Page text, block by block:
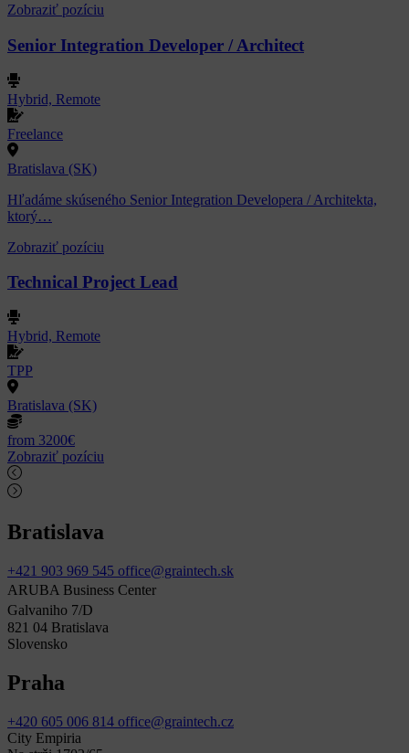
Zobraziť pozíciu
Senior Integration Developer / Architect
Hybrid, Remote
Freelance
Bratislava (SK)
Hľadáme skúseného Senior Integration Developera / Architekta,
ktorý…
Zobraziť pozíciu
Technical Project Lead
Hybrid, Remote
TPP
Bratislava (SK)
from 3200€
Zobraziť pozíciu
Bratislava
+421 903 969 545 office@graintech.sk
ARUBA Business Center
Galvaniho 7/D
821 04 Bratislava
Slovensko
Praha
+420 605 006 814 office@graintech.cz
City Empiria